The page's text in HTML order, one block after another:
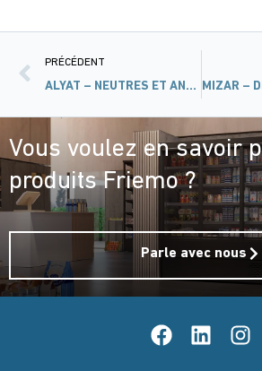
PRÉCÉDENT
ALYAT – NEUTRES ET ANGLES
Vous voulez en savoir
produits Friemo ?
Parle avec nous